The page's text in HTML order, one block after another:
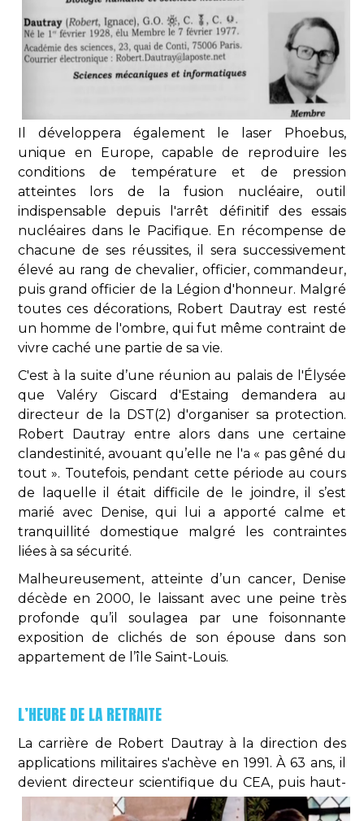
Il développera également le laser Phoebus,
unique en Europe, capable de reproduire les
conditions de température et de pression
atteintes lors de la fusion nucléaire, outil
indispensable depuis l'arrêt définitif des essais
nucléaires dans le Pacifique. En récompense de
chacune de ses réussites, il sera successivement
élevé au rang de chevalier, officier, commandeur,
puis grand officier de la Légion d'honneur. Malgré
toutes ces décorations, Robert Dautray est resté
un homme de l'ombre, qui fut même contraint de
vivre caché une partie de sa vie.
C'est à la suite d’une réunion au palais de l'Élysée
que Valéry Giscard d'Estaing demandera au
directeur de la DST(2) d'organiser sa protection.
Robert Dautray entre alors dans une certaine
clandestinité, avouant qu’elle ne l'a « pas gêné du
tout ». Toutefois, pendant cette période au cours
de laquelle il était difficile de le joindre, il s’est
marié avec Denise, qui lui a apporté calme et
tranquillité domestique malgré les contraintes
liées à sa sécurité.
Malheureusement, atteinte d’un cancer, Denise
décède en 2000, le laissant avec une peine très
profonde qu’il soulagea par une foisonnante
exposition de clichés de son épouse dans son
appartement de l’île Saint-Louis.
L’HEURE DE LA RETRAITE
La carrière de Robert Dautray à la direction des
applications militaires s'achève en 1991. À 63 ans, il
devient directeur scientifique du CEA, puis haut-